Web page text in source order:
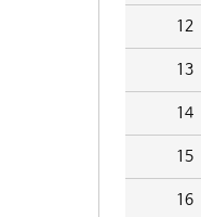
12
13
14
15
16